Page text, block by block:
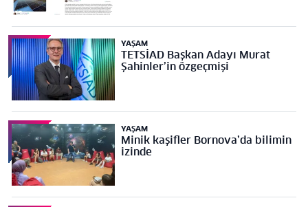
YAŞAM
TETSİAD Başkan Adayı Murat
Şahinler’in özgeçmişi
YAŞAM
Minik kaşifler Bornova’da bilimin
izinde